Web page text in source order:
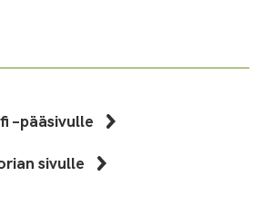
–pääsivulle
sivulle